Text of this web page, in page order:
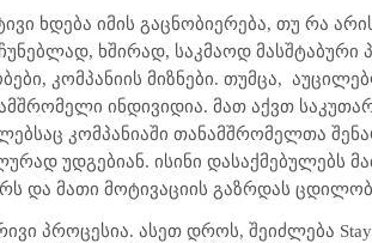
ხდება იმის გაცნობიერება, თუ რა
ხშირად, საკმაოდ
კომპანიის მიზნები. თუმცა,
ინდივიდია. მათ აქვთ
კომპანიაში თანამშრომელთა
უდგებიან. ისინი დასაქმებულებს
და მათი მოტივაციის გაზრდას
პროცესია. ასეთ დროს, შეიძლება